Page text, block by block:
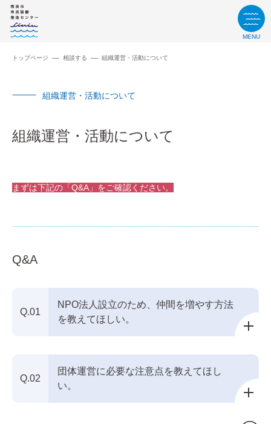
MENU
トップページ 相談する 組織運営・活動について
組織運営・活動について
組織運営・活動について
まずは下記の「Q&A」をご確認ください。
Q&A
Q.01
NPO法人設立のため、仲間を増やす方法
を教えてほしい。
Q.02
団体運営に必要な注意点を教えてほし
い。